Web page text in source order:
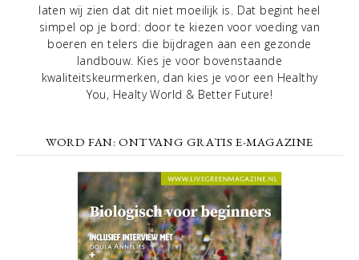
laten wij zien dat dit niet moeilijk is. Dat begint heel
simpel op je bord: door te kiezen voor voeding van
boeren en telers die bijdragen aan een gezonde
landbouw. Kies je voor bovenstaande
kwaliteitskeurmerken, dan kies je voor een Healthy
You, Healty World & Better Future!
WORD FAN: ONTVANG GRATIS E-MAGAZINE